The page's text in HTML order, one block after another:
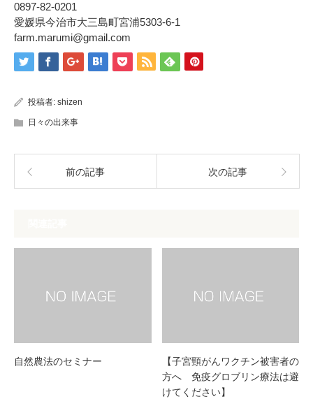
0897-82-0201
愛媛県今治市大三島町宮浦5303-6-1
farm.marumi@gmail.com
投稿者: shizen
日々の出来事
前の記事 次の記事
自然農法のセミナー
【子宮頸がんワクチン被害者の
方へ 免疫グロブリン療法は避
けてください】